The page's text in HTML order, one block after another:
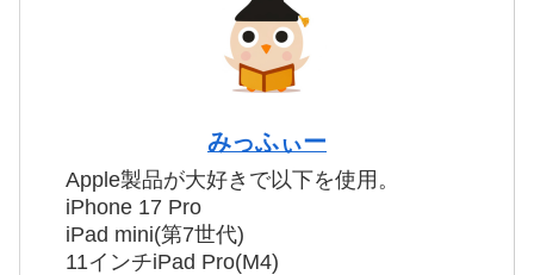
みっふぃー
Apple製品が大好きで以下を使用。
iPhone 17 Pro
iPad mini(第7世代)
11インチiPad Pro(M4)